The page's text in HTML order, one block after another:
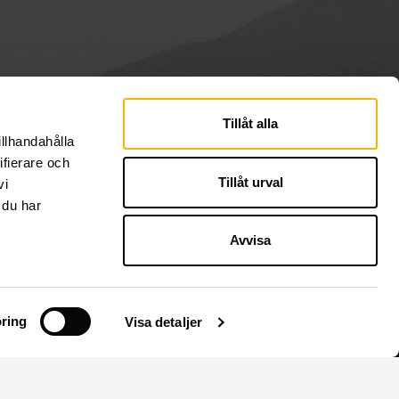
och
har
Visa detaljer
Tillåt alla
Tillåt urval
Avvisa